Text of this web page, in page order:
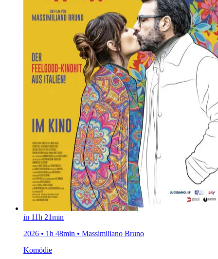
in 11h 21min
2026 • 1h 48min • Massimiliano Bruno
Komödie